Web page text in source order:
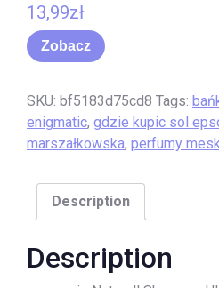
13,99zł
Zobacz
SKU: bf5183d75cd8 Tags:
enigmatic, gdzie kupic sol
marszałkowska, perfumy
Description
Description